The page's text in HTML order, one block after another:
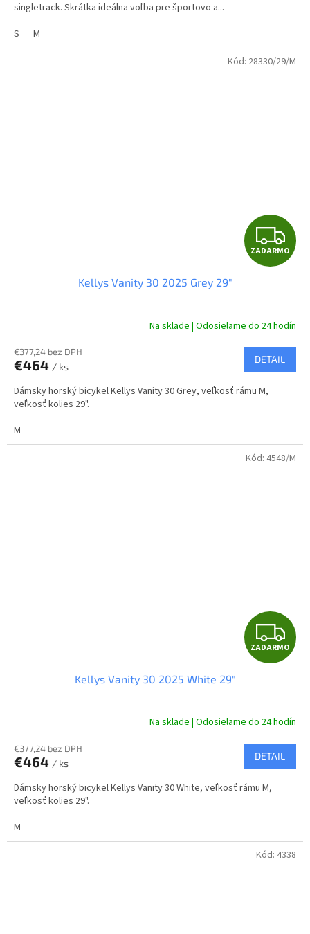
singletrack. Skrátka ideálna voľba pre športovo a...
S
M
Z
A
A
R
M
ZADARMO
Kellys Vanity 30 2025 Grey 29"
Na sklade | Odosielame do 24 hodín
€377,24 bez DPH
€464 / ks
DETAIL
Dámsky horský bicykel Kellys Vanity 30 Grey, veľkosť rámu M,
veľkosť kolies 29".
M
Kód: 28330/29/M
Z
A
A
R
M
ZADARMO
Kellys Vanity 30 2025 White 29"
Na sklade | Odosielame do 24 hodín
€377,24 bez DPH
€464 / ks
DETAIL
Dámsky horský bicykel Kellys Vanity 30 White, veľkosť rámu M,
veľkosť kolies 29".
M
Kód: 4548/M
Kód: 4338